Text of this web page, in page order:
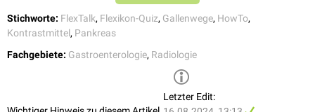
ERCP und elektrohydraulische Lithotripsie
Stichworte: FlexTalk, Flexikon-Quiz, Gallenwege, HowTo,
Kontrastmittel, Pankreas
Fachgebiete: Gastroenterologie, Radiologie
Letzter Edit: